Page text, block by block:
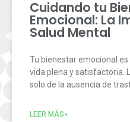
Cuidando tu
Emocional: La
Salud Mental
Tu bienestar emocional
vida plena y satisfactoria.
solo de la ausencia de
LEER MÁS»